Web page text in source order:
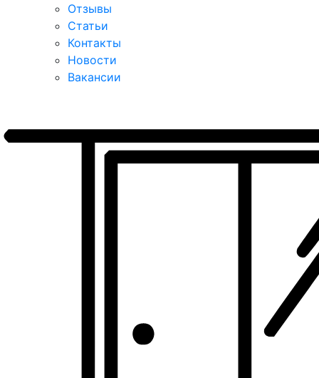
Отзывы
Статьи
Контакты
Новости
Вакансии